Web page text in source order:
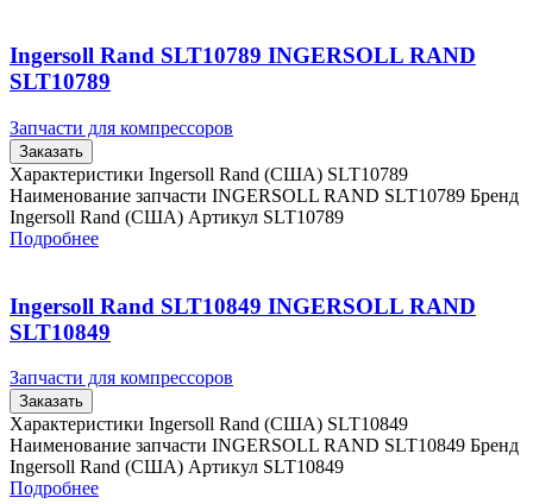
Ingersoll Rand SLT10789 INGERSOLL RAND
SLT10789
Запчасти для компрессоров
Заказать
Характеристики Ingersoll Rand (США) SLT10789
Наименование запчасти INGERSOLL RAND SLT10789 Бренд
Ingersoll Rand (США) Артикул SLT10789
Подробнее
Ingersoll Rand SLT10849 INGERSOLL RAND
SLT10849
Запчасти для компрессоров
Заказать
Характеристики Ingersoll Rand (США) SLT10849
Наименование запчасти INGERSOLL RAND SLT10849 Бренд
Ingersoll Rand (США) Артикул SLT10849
Подробнее